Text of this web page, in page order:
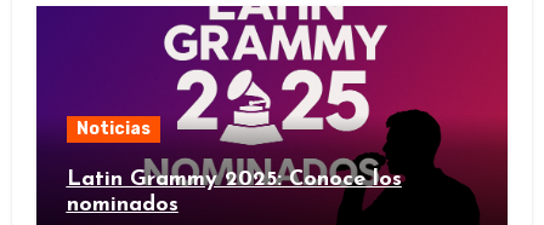
Noticias
Latin Grammy 2025: Conoce los
nominados